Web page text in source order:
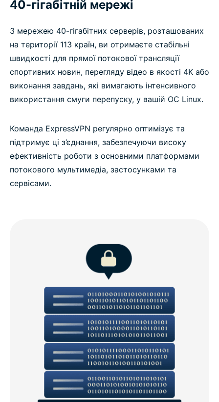
40-гігабітній мережі
З мережею 40-гігабітних серверів, розташованих
на території 113 країн, ви отримаєте стабільні
швидкості для прямої потокової трансляції
спортивних новин, перегляду відео в якості 4K або
виконання завдань, які вимагають інтенсивного
використання смуги перепуску, у вашій ОС Linux.
Команда ExpressVPN регулярно оптимізує та
підтримує ці з’єднання, забезпечуючи високу
ефективність роботи з основними платформами
потокового мультимедіа, застосунками та
сервісами.